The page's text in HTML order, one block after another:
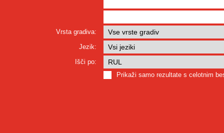
Vrsta gradiva:
Jezik:
Išči po:
Prikaži samo rezultate s celotnim